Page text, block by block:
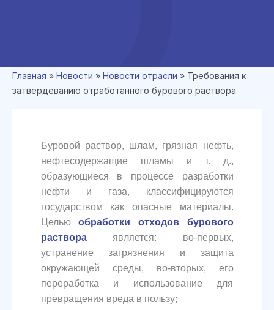
Главная » Новости » Новости отрасли » Требования к
затвердеванию отработанного бурового раствора
Буровой раствор, шлам, грязная нефть,
нефтесодержащие шламы и т. д.,
образующиеся в процессе разработки
нефти и газа, классифицируются
государством как опасные материалы.
Цельюобработки отходов бурового
раствораявляется: во-первых,
устранение загрязнения и защита
окружающей среды, во-вторых, его
переработка и использование для
превращения вреда в пользу;